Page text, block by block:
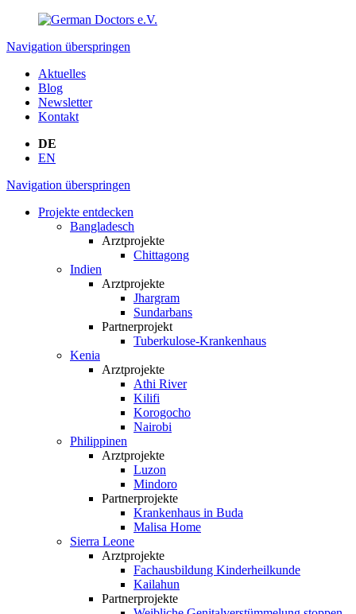
Navigation überspringen
Aktuelles
Blog
Newsletter
Kontakt
DE
EN
Navigation überspringen
Projekte entdecken
Bangladesch
Arztprojekte
Chittagong
Indien
Arztprojekte
Jhargram
Sundarbans
Partnerprojekt
Tuberkulose-Krankenhaus
Kenia
Arztprojekte
Athi River
Kilifi
Korogocho
Nairobi
Philippinen
Arztprojekte
Luzon
Mindoro
Partnerprojekte
Krankenhaus in Buda
Malisa Home
Sierra Leone
Arztprojekte
Fachausbildung Kinderheilkunde
Kailahun
Partnerprojekte